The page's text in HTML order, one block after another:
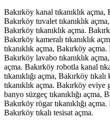
Bakırköy kanal tıkanıklık açma,
Bakırköy tuvalet tıkanıklık
Bakırköy tıkanıklık açma.
Bakırköy kameralı tıkanıklık
tıkanıklık açma, Bakırköy
Bakırköy lavabo tıkanıklık
açma. Bakırköy robotla kanal
tıkanıklığı açma, Bakırköy
tıkanıklık açma. Bakırköy eviye
banyo süzgeç tıkanıklığı açma,
Bakırköy rögar tıkanıklığı
Bakırköy tıkalı tesisat açma.